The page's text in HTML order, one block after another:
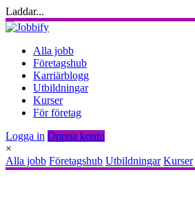
Laddar...
Alla jobb
Företagshub
Karriärblogg
Utbildningar
Kurser
För företag
Logga in Öppna konto
×
Alla jobb Företagshub Utbildningar Kurser